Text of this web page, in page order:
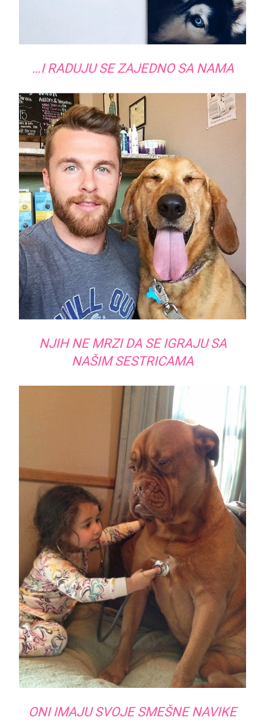
…I RADUJU SE ZAJEDNO SA NAMA
NJIH NE MRZI DA SE IGRAJU SA
NAŠIM SESTRICAMA
ONI IMAJU SVOJE SMEŠNE NAVIKE